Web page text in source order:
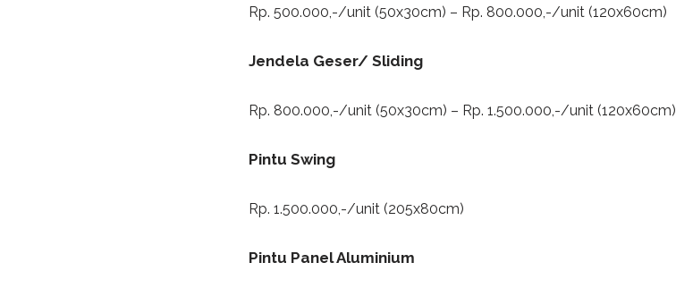
Rp. 500.000,-/unit (50x30cm) – Rp. 800.000,-/unit (120x60cm)
Jendela Geser/ Sliding
Rp. 800.000,-/unit (50x30cm) – Rp. 1.500.000,-/unit (120x60cm)
Pintu Swing
Rp. 1.500.000,-/unit (205x80cm)
Pintu Panel Aluminium